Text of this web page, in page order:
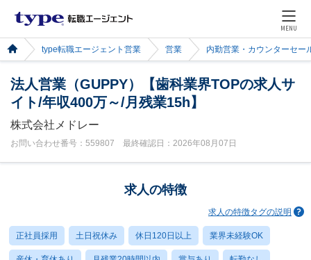
MENU
type転職エージェント営業 営業 内勤営業・カウンターセー
法人営業（GUPPY）【歯科業界TOPの求人サ
イト/年収400万～/月残業15h】
株式会社メドレー
お問い合わせ番号：559807 最終確認日：2026年08月07日
求人の特徴
求人の特徴タグの説明
正社員採用 土日祝休み 休日120日以上 業界未経験OK